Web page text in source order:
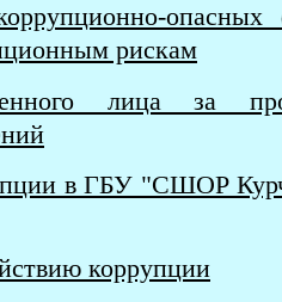
рискам
лица за
в ГБУ "СШОР
коррупции